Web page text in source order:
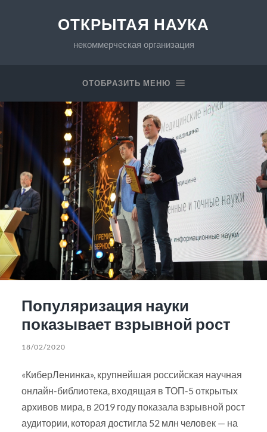
ОТКРЫТАЯ НАУКА
некоммерческая организация
ОТОБРАЗИТЬ МЕНЮ
Популяризация науки
показывает взрывной рост
18/02/2020
«КиберЛенинка», крупнейшая российская научная
онлайн-библиотека, входящая в ТОП-5 открытых
архивов мира, в 2019 году показала взрывной рост
аудитории, которая достигла 52 млн человек — на